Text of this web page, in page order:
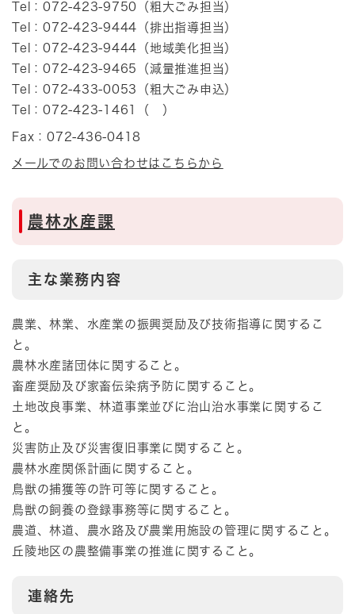
Tel：072-423-9750
（ 粗大ごみ担当 ）
Tel：072-423-9444 （ 排出指導担当 ）
Tel：072-423-9444 （ 地域美化担当 ）
Tel：072-423-9465
（ 減量推進担当 ）
Tel：072-433-0053
（ 粗大ごみ申込 ）
Tel：072-423-1461
（ ）
Fax：072-436-0418
メールでのお問い合わせはこちらから
農林水産課
主な業務内容
農業、林業、水産業の振興奨励及び技術指導に関するこ
と。
農林水産諸団体に関すること。
畜産奨励及び家畜伝染病予防に関すること。
土地改良事業、林道事業並びに治山治水事業に関するこ
と。
災害防止及び災害復旧事業に関すること。
農林水産関係計画に関すること。
鳥獣の捕獲等の許可等に関すること。
鳥獣の飼養の登録事務等に関すること。
農道、林道、農水路及び農業用施設の管理に関すること。
丘陵地区の農整備事業の推進に関すること。
連絡先